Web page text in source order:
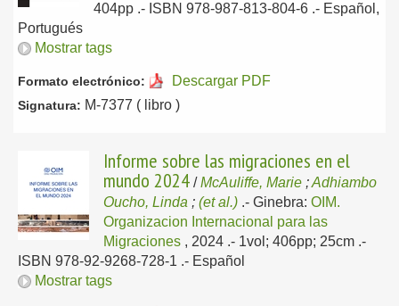
404pp .- ISBN 978-987-813-804-6 .- Español,
Portugués
Mostrar tags
Formato electrónico: Descargar PDF
Signatura: M-7377 ( libro )
Informe sobre las migraciones en el
mundo 2024 /McAuliffe, Marie ;Adhiambo
Oucho, Linda ; (et al.) .- Ginebra: OIM.
Organizacion Internacional para las
Migraciones , 2024 .- 1vol; 406pp; 25cm .-
ISBN 978-92-9268-728-1 .- Español
Mostrar tags